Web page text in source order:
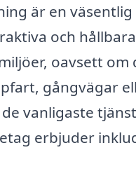
är en
och hållbara
oavsett om
gångvägar
vanligaste
erbjuder